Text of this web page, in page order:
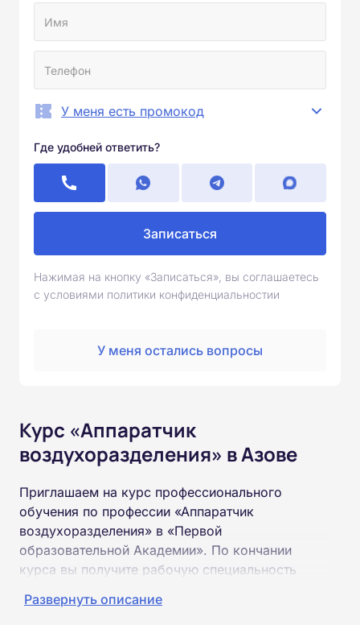
У меня есть промокод
Где удобней ответить?
Записаться
Нажимая на кнопку «Записаться», вы соглашаетесь
с условиями политики конфиденциальностии
У меня остались вопросы
Курс «Аппаратчик
воздухоразделения» в Азове
Приглашаем на курс профессионального
обучения по профессии «Аппаратчик
воздухоразделения» в «Первой
образовательной Академии». По кончании
курса вы получите рабочую специальность
соответствующего разряда.
Развернуть описание